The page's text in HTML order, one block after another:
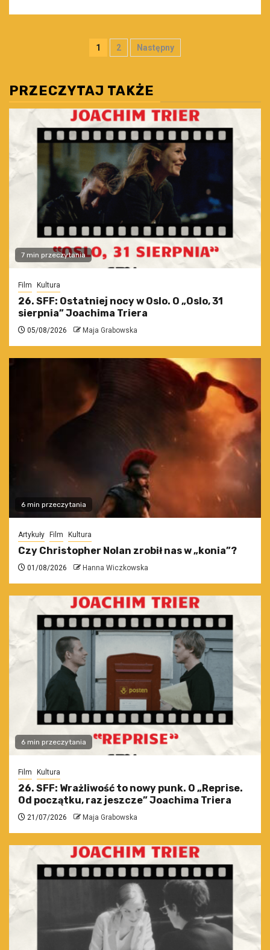
Stronicowanie
1 2 Następny
PRZECZYTAJ TAKŻE
7 min przeczytania
Film Kultura
26. SFF: Ostatniej nocy w Oslo. O „Oslo, 31
sierpnia” Joachima Triera
05/08/2026 Maja Grabowska
6 min przeczytania
Artykuły Film Kultura
Czy Christopher Nolan zrobił nas w „konia”?
01/08/2026 Hanna Wiczkowska
6 min przeczytania
Film Kultura
26. SFF: Wrażliwość to nowy punk. O „Reprise.
Od początku, raz jeszcze” Joachima Triera
21/07/2026 Maja Grabowska